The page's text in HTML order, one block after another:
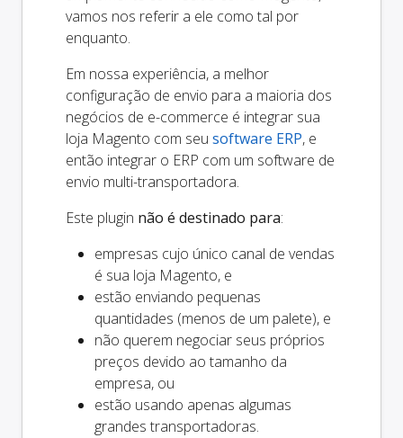
vamos nos referir a ele como tal por
enquanto.
Em nossa experiência, a melhor
configuração de envio para a maioria dos
negócios de e-commerce é integrar sua
loja Magento com seu software ERP, e
então integrar o ERP com um software de
envio multi-transportadora.
Este plugin não é destinado para:
empresas cujo único canal de vendas
é sua loja Magento, e
estão enviando pequenas
quantidades (menos de um palete), e
não querem negociar seus próprios
preços devido ao tamanho da
empresa, ou
estão usando apenas algumas
grandes transportadoras.